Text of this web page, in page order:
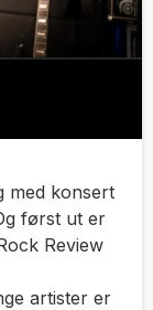
med konsert
først ut er
Review
artister er